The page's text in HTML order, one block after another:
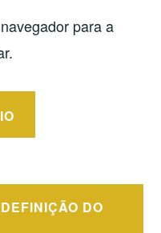
para a
DO